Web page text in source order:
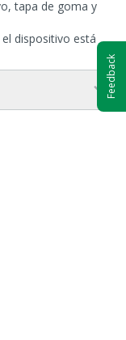
tapa de goma y
dispositivo está
Feedback